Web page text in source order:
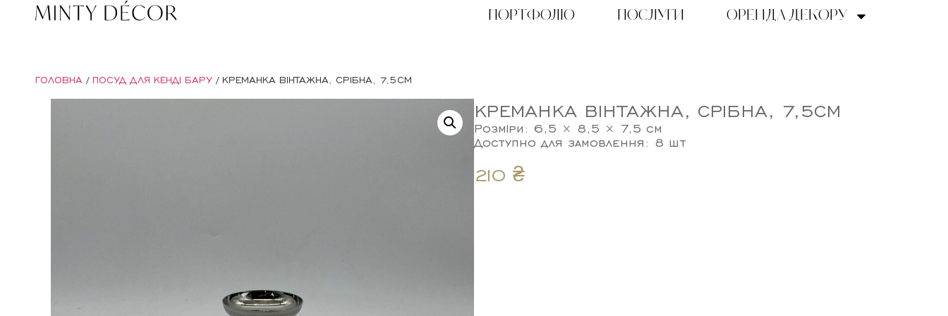
ПОРТФОЛІО ПОСЛУГИ ОРЕНДА ДЕКОРУ
ГОЛОВНА / ПОСУД ДЛЯ КЕНДІ БАРУ / КРЕМАНКА ВІНТАЖНА, СРІБНА, 7,5СМ
КРЕМАНКА ВІНТАЖНА, СРІБНА, 7,5СМ
Розміри: 6,5 × 8,5 × 7,5 см
Доступно для замовлення: 8 шт
210 ₴